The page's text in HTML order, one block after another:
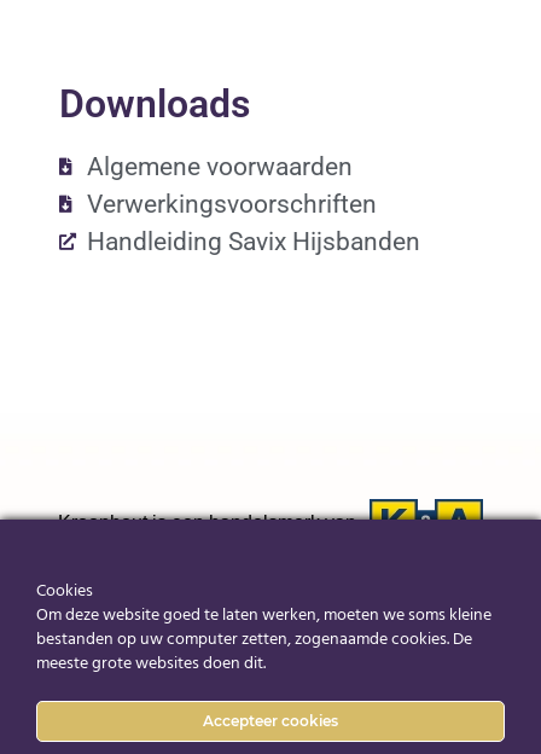
Downloads
Algemene voorwaarden
Verwerkingsvoorschriften
Handleiding Savix Hijsbanden
Kroonhout is een handelsmerk van
Duurzaam en veilig
Cookies
Om deze website goed te laten werken, moeten we soms kleine
bestanden op uw computer zetten, zogenaamde cookies. De
meeste grote websites doen dit.
Accepteer cookies